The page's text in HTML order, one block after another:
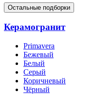
Остальные подборки
Керамогранит
Primavera
Бежевый
Белый
Серый
Коричневый
Чёрный